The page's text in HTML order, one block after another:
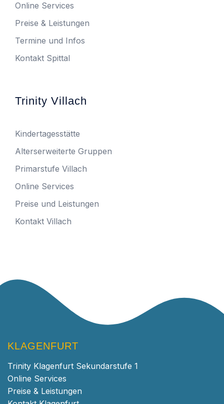
Online Services
Preise & Leistungen
Termine und Infos
Kontakt Spittal
Trinity Villach
Kindertagesstätte
Alterserweiterte Gruppen
Primarstufe Villach
Online Services
Preise und Leistungen
Kontakt Villach
KLAGENFURT
Trinity Klagenfurt Sekundarstufe 1
Online Services
Preise & Leistungen